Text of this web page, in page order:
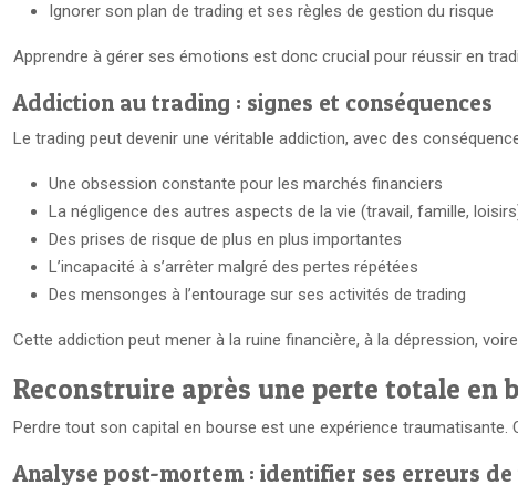
Ignorer son plan de trading et ses règles de gestion du risque
Apprendre à gérer ses émotions est donc crucial pour réussir en
Addiction au trading : signes et conséquences
Le trading peut devenir une véritable addiction, avec des
Une obsession constante pour les marchés financiers
La négligence des autres aspects de la vie (travail, famille,
Des prises de risque de plus en plus importantes
L’incapacité à s’arrêter malgré des pertes répétées
Des mensonges à l’entourage sur ses activités de trading
Cette addiction peut mener à la ruine financière, à la dépression,
Reconstruire après une perte totale en
Perdre tout son capital en bourse est une expérience
Analyse post-mortem : identifier ses erreurs